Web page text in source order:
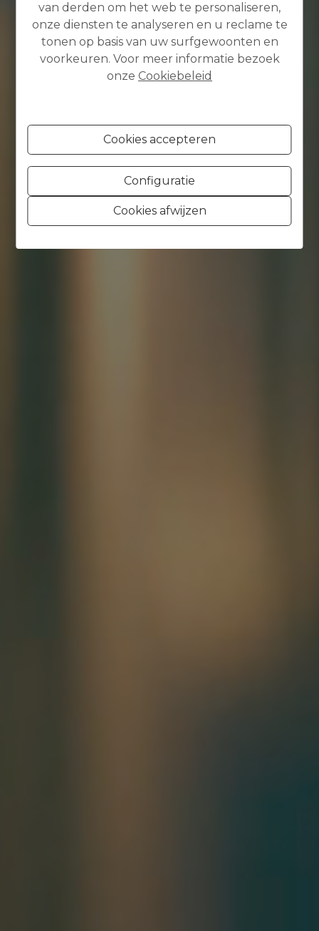
van derden om het web te personaliseren,
onze diensten te analyseren en u reclame te
tonen op basis van uw surfgewoonten en
voorkeuren. Voor meer informatie bezoek
onze Cookiebeleid
Cookies accepteren
Configuratie
Cookies afwijzen